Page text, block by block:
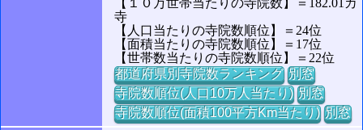
【１０万世帯当たりの寺院数】＝182.01カ
寺
【人口当たりの寺院数順位】＝24位
【面積当たりの寺院数順位】＝17位
【世帯数当たりの寺院数順位】＝22位
都道府県別寺院数ランキング 別窓
寺院数順位(人口10万人当たり) 別窓
寺院数順位(面積100平方Km当たり) 別窓